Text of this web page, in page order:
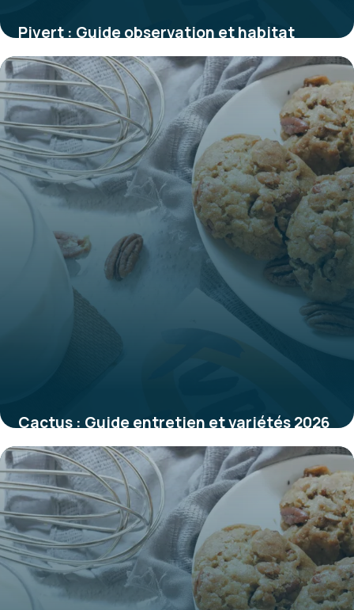
Pivert : Guide observation et habitat
1 juin 2026
Cactus : Guide entretien et variétés 2026
31 mai 2026